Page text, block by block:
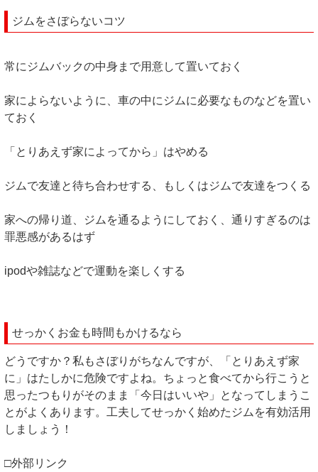
ジムをさぼらないコツ
常にジムバックの中身まで用意して置いておく
家によらないように、車の中にジムに必要なものなどを置い
ておく
「とりあえず家によってから」はやめる
ジムで友達と待ち合わせする、もしくはジムで友達をつくる
家への帰り道、ジムを通るようにしておく、通りすぎるのは
罪悪感があるはず
ipodや雑誌などで運動を楽しくする
せっかくお金も時間もかけるなら
どうですか？私もさぼりがちなんですが、「とりあえず家
に」はたしかに危険ですよね。ちょっと食べてから行こうと
思ったつもりがそのまま「今日はいいや」となってしまうこ
とがよくあります。工夫してせっかく始めたジムを有効活用
しましょう！
□外部リンク